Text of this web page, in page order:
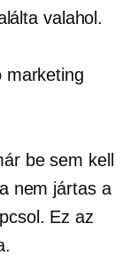
valahol.
marketing
be sem kell
nem jártas a
Ez az